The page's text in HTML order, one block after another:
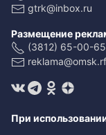
gtrk@inbox.ru
Размещение
(3812) 65-00-65
При